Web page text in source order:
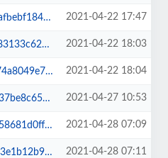
2021-04-22 17:47
2021-04-22 18:03
2021-04-22 18:04
2021-04-27 10:53
2021-04-28 07:09
2021-04-28 07:11